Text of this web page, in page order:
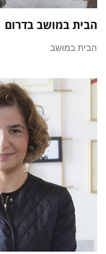
הבית במושב בדרום
הבית במושב